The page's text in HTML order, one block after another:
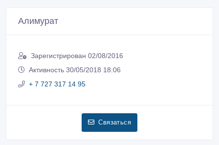
Алимурат
Зарегистрирован 02/08/2016
Активность 30/05/2018 18:06
+ 7 727 317 14 95
Связаться